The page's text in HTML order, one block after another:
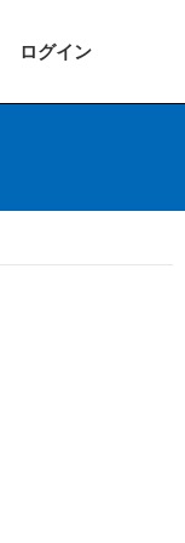
ログイン